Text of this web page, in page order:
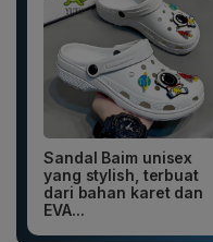
Sandal Baim unisex
yang stylish, terbuat
dari bahan karet dan
EVA...